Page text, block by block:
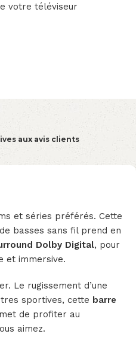
votre téléviseur
aux avis clients
et séries préférés. Cette
basses sans fil prend en
Dolby Digital, pour
et immersive.
Le rugissement d’une
sportives, cette barre
de profiter au
aimez.